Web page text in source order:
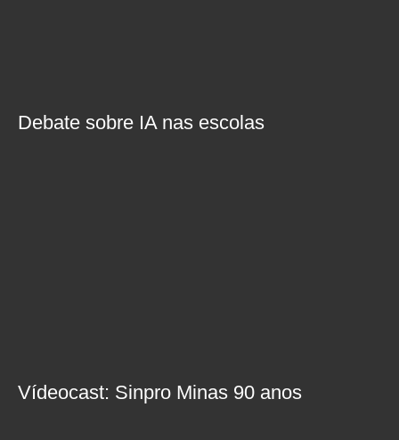
Debate sobre IA nas escolas
Vídeocast: Sinpro Minas 90 anos